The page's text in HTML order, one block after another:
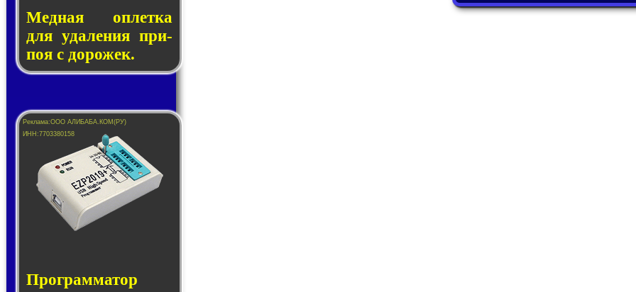
Медная оп­лет­ка
для уда­ле­ния при­
поя с до­ро­жек.
Программатор